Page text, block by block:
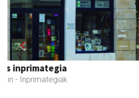
Kuttun kafetegia
Andoain - Gozotegiak
Previous